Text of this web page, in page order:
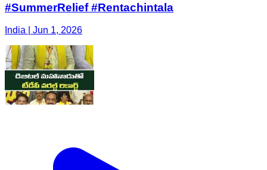
#SummerRelief #Rentachintala
India | Jun 1, 2026